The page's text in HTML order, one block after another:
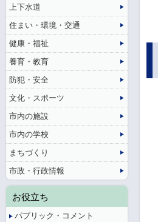
上下水道
住まい・環境・交通
健康・福祉
養育・教育
防犯・安全
文化・スポーツ
市内の施設
市内の学校
まちづくり
市政・行政情報
お役立ち
パブリック・コメント